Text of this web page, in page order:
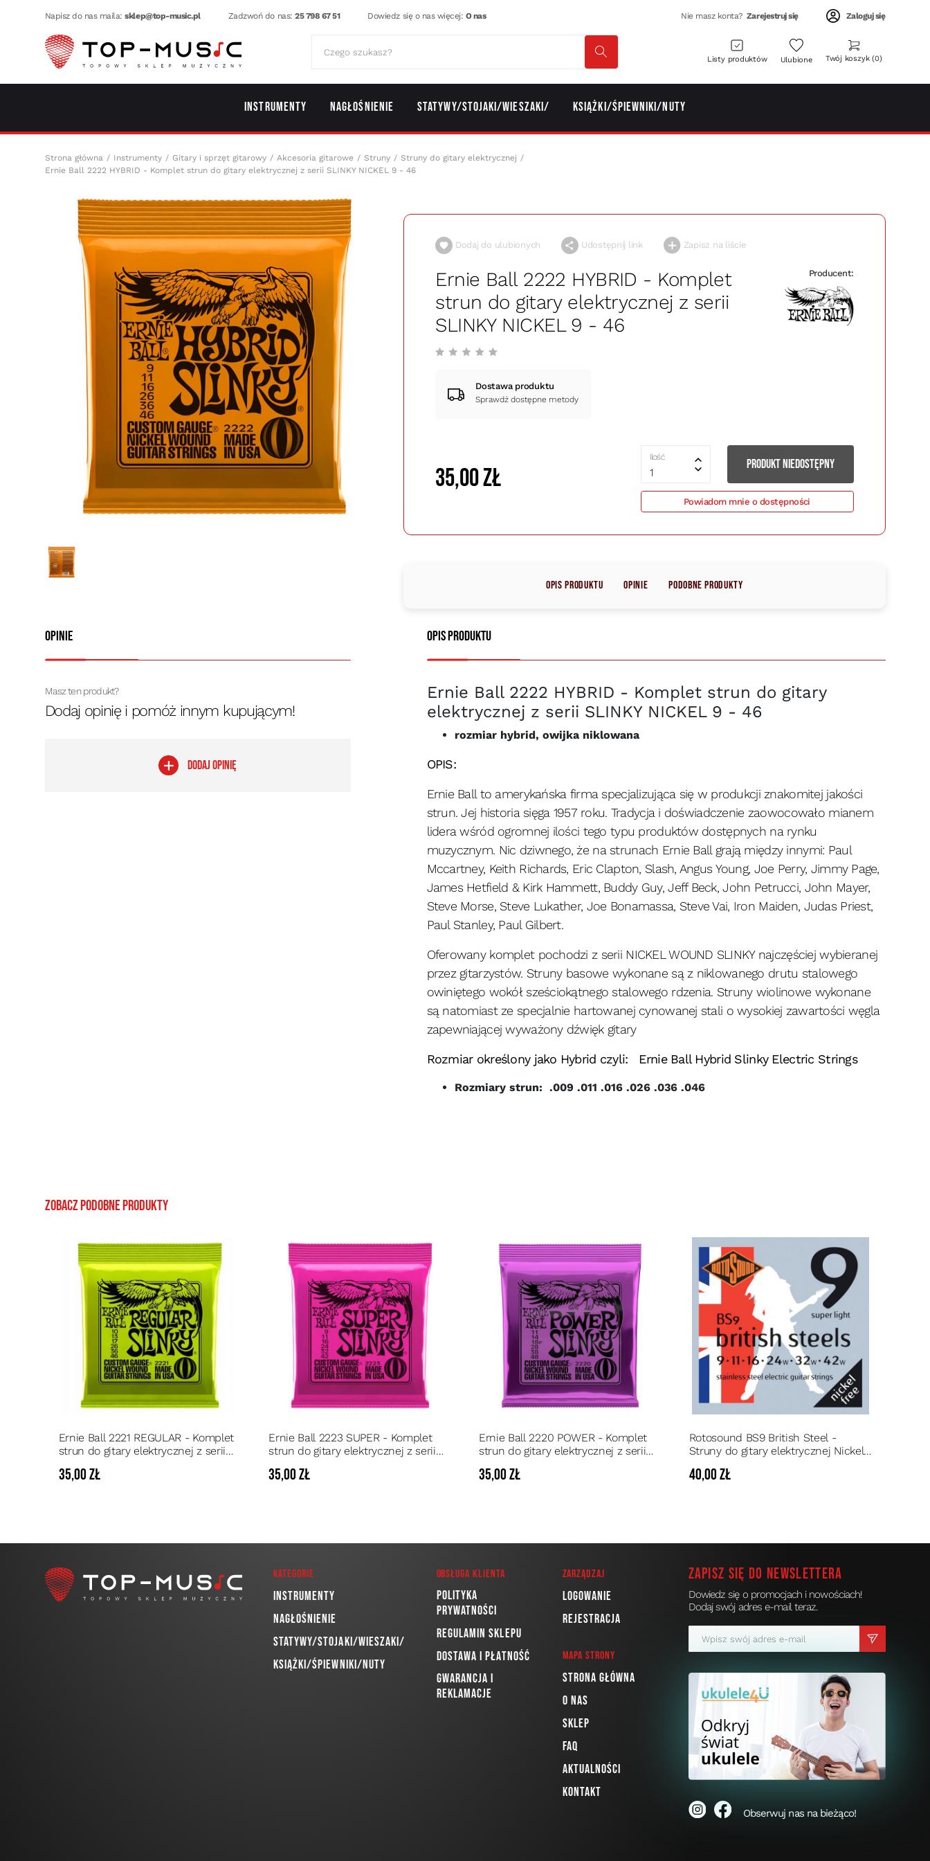
Napisz do nas maila:sklep@top-music.pl Zadzwoń do nas:25 798 67 51 Dowiedz się o nas więcej: O nas Nie masz konta? Zarejestruj się Zaloguj się
Listy produktów Ulubione Twój koszyk 0
Instrumenty Nagłośnienie Statywy/Stojaki/Wieszaki/ Książki/Śpiewniki/Nuty
Strona główna Instrumenty Gitary i sprzęt gitarowy Akcesoria gitarowe Struny
Struny do gitary elektrycznej
Ernie Ball 2222 HYBRID - Komplet strun do gitary elektrycznej z serii SLINKY NICKEL 9 - 46
Dodaj do ulubionych Udostępnij link Zapisz na liście
Ernie Ball 2222 HYBRID - Komplet
strun do gitary elektrycznej z serii
SLINKY NICKEL 9 - 46
Dostawa produktu
Sprawdź dostępne metody
Producent:
35,00 zł
Ilość
1
PRODUKT NIEDOSTĘPNY
Powiadom mnie o dostępności
Opis produktu Opinie Podobne produkty
Opinie
Masz ten produkt?
Dodaj opinię i pomóż innym kupującym!
DODAJ OPINIĘ
Opis produktu
Ernie Ball 2222 HYBRID - Komplet strun do gitary
elektrycznej z serii SLINKY NICKEL 9 - 46
rozmiar hybrid, owijka niklowana
OPIS:
Ernie Ball to amerykańska firma specjalizująca się w produkcji znakomitej jakości
strun. Jej historia sięga 1957 roku. Tradycja i doświadczenie zaowocowało mianem
lidera wśród ogromnej ilości tego typu produktów dostępnych na rynku
muzycznym. Nic dziwnego, że na strunach Ernie Ball grają między innymi: Paul
Mccartney, Keith Richards, Eric Clapton, Slash, Angus Young, Joe Perry, Jimmy Page,
James Hetfield & Kirk Hammett, Buddy Guy, Jeff Beck, John Petrucci, John Mayer,
Steve Morse, Steve Lukather, Joe Bonamassa, Steve Vai, Iron Maiden, Judas Priest,
Paul Stanley, Paul Gilbert.
Oferowany komplet pochodzi z serii NICKEL WOUND SLINKY najczęściej wybieranej
przez gitarzystów. Struny basowe wykonane są z niklowanego drutu stalowego
owiniętego wokół sześciokątnego stalowego rdzenia. Struny wiolinowe wykonane
są natomiast ze specjalnie hartowanej cynowanej stali o wysokiej zawartości węgla
zapewniającej wyważony dźwięk gitary
Rozmiar określony jako Hybrid czyli: Ernie Ball Hybrid Slinky Electric Strings
Rozmiary strun: .009 .011 .016 .026 .036 .046
Zobacz podobne produkty
Ernie Ball 2221 REGULAR - Komplet
strun do gitary elektrycznej z serii
35,00 zł
Ernie Ball 2223 SUPER - Komplet
strun do gitary elektrycznej z serii
35,00 zł
Ernie Ball 2220 POWER - Komplet
strun do gitary elektrycznej z serii
35,00 zł
Rotosound BS9 British Steel -
Struny do gitary elektrycznej Nickel
40,00 zł
Kategorie
Instrumenty
Nagłośnienie
Statywy/Stojaki/Wieszaki/
Książki/Śpiewniki/Nuty
Obsługa klienta
Polityka
prywatności
Regulamin sklepu
Dostawa i płatność
Gwarancja i
reklamacje
Zarządzaj
Logowanie
Rejestracja
Mapa strony
Strona główna
O nas
Sklep
FAQ
Aktualności
Kontakt
Zapisz się do newslettera
Dowiedz się o promocjach i nowościach!
Dodaj swój adres e-mail teraz.
Obserwuj nas na bieżąco!